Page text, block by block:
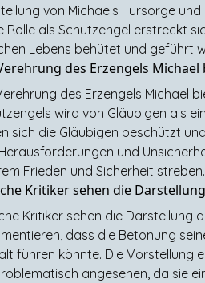
von Michaels Fürsorge
Rolle als Schutzengel erstreckt
Lebens behütet und geführt
des Erzengels
des Erzengels Michael
wird von Gläubigen als
sich die Gläubigen beschützt
und
Frieden und Sicherheit streben.
Kritiker sehen die
Kritiker sehen die Darstellung
dass die Betonung
führen könnte. Die Vorstellung
angesehen, da sie